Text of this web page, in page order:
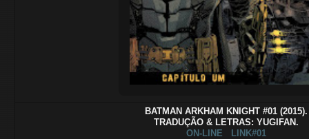
BATMAN ARKHAM KNIGHT #01 (2015).
TRADUÇÃO & LETRAS: YUGIFAN.
ON-LINE
LINK#01